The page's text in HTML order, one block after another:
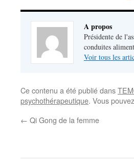
A propos
Présidente de
conduites
Voir tous les
Ce contenu a été publié dans
psychothérapeutique. Vous
← Qi Gong de la femme